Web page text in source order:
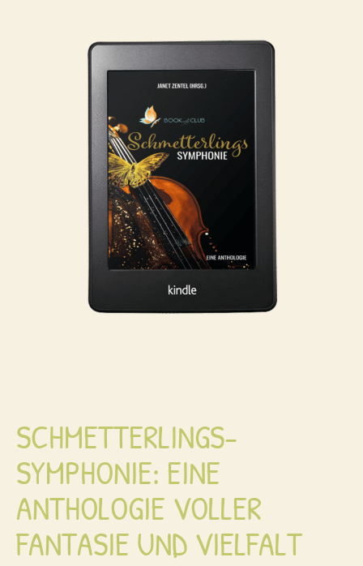
SCHMETTERLINGS-
SYMPHONIE: EINE
ANTHOLOGIE VOLLER
FANTASIE UND VIELFALT